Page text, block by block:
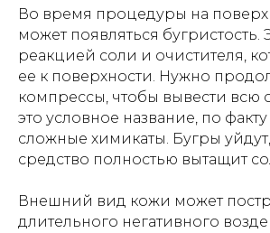
Во время процедуры на
может появляться бугристость.
реакцией соли и очистителя,
ее к поверхности. Нужно
компрессы, чтобы вывести всю
это условное название, по
сложные химикаты. Бугры
средство полностью вытащит
Внешний вид кожи может
длительного негативного